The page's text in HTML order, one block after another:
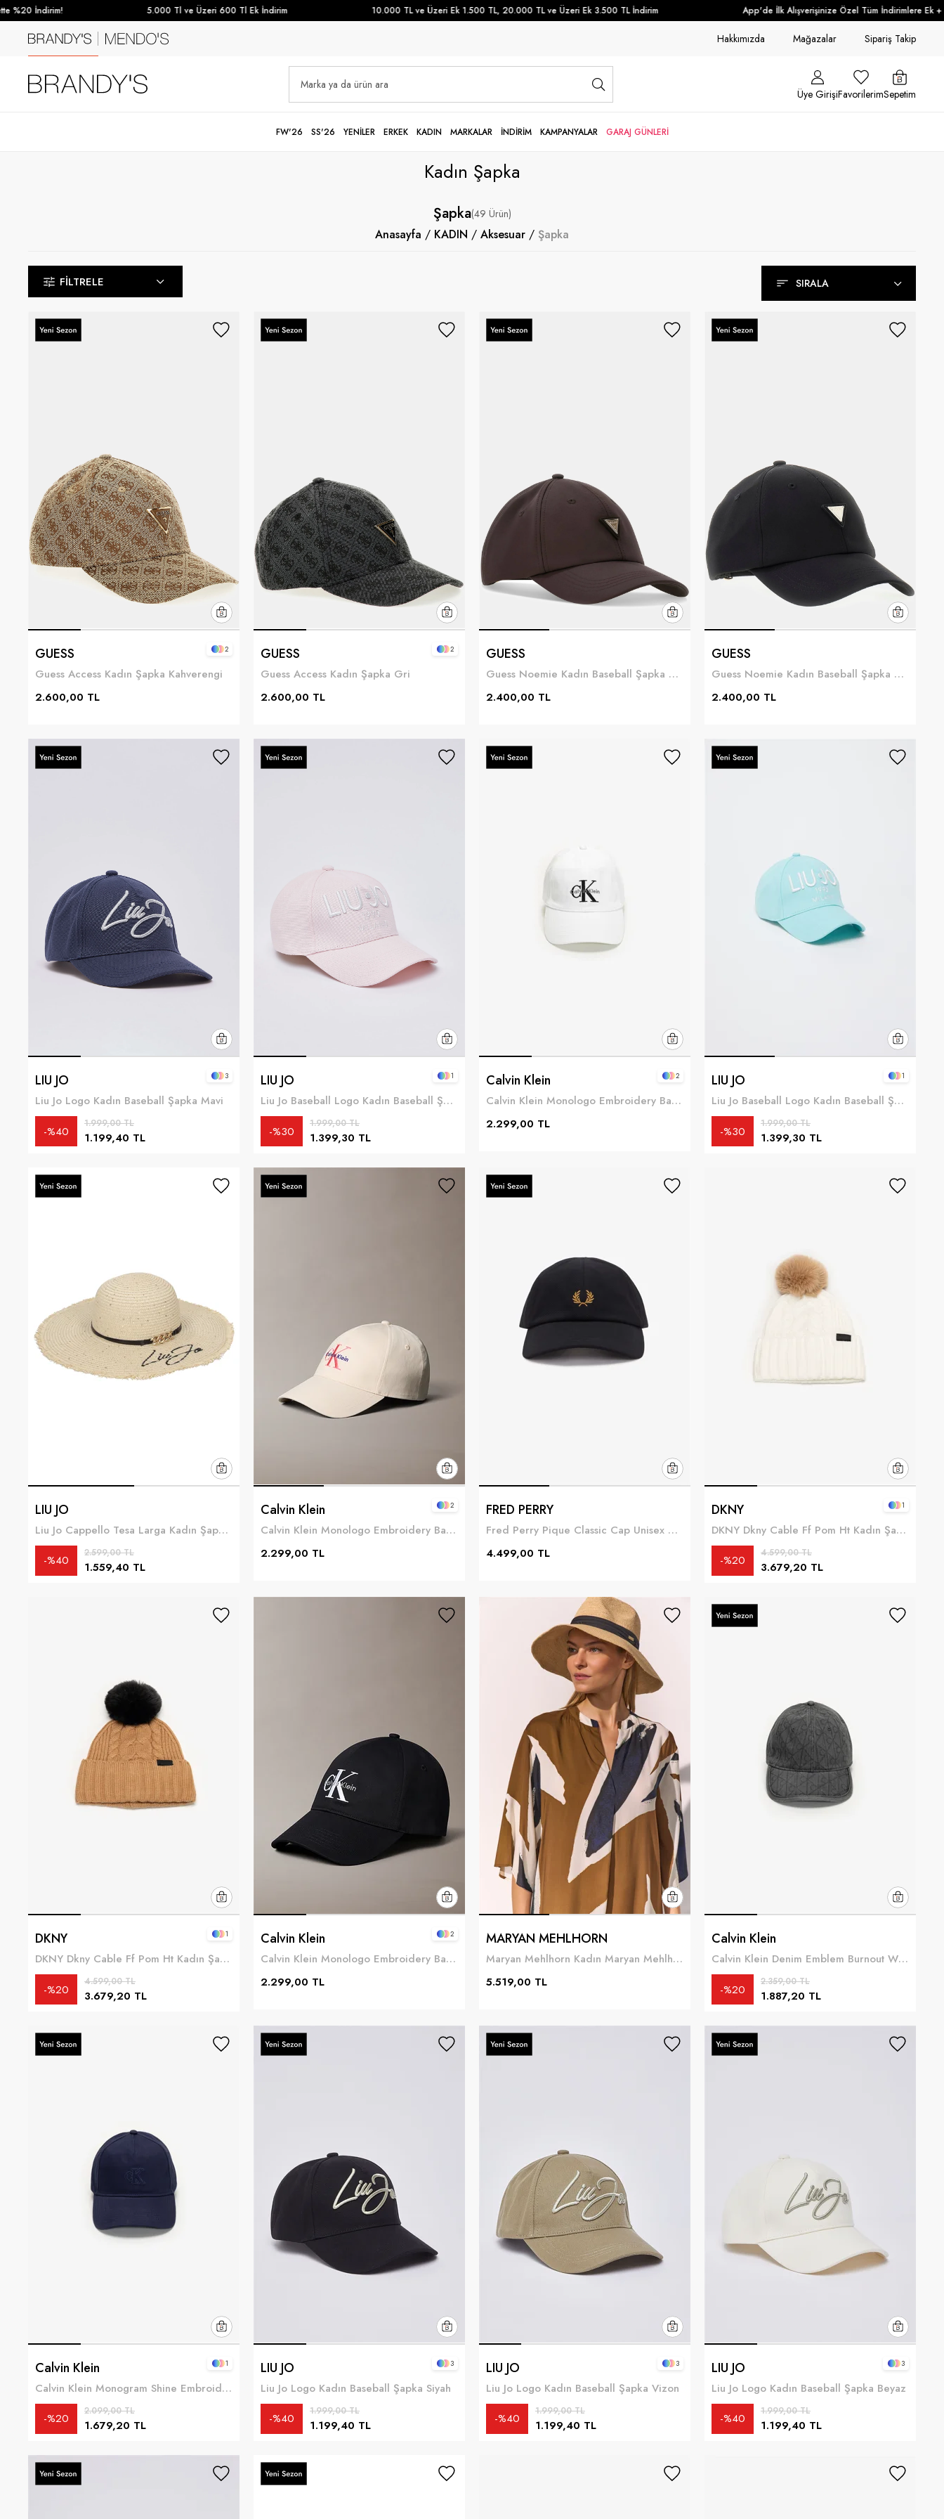
İndirim! 5.000 Tl ve Üzeri 600 Tl Ek İndirim 10.000 TL ve Üzeri Ek 1.500 TL, 20.000 TL ve Üzeri Ek 3.500 TL İndirim App'de İlk Alışverişinize Özel Tüm İndirimlere Ek + %10
Hakkımızda Mağazalar Sipariş Takip
Üye GirişiFavorilerimSepetim
FW'26 SS'26 YENİLER ERKEK KADIN MARKALAR İNDİRİM KAMPANYALAR GARAJ GÜNLERİ
Kadın Şapka
Şapka 49
Anasayfa KADIN Aksesuar Şapka
FILTRELE SIRALA
İndirim Oranına Göre (Artan)
GUESS
Guess Access Kadın Şapka Kahverengi
2.600,00 TL
2 GUESS
Guess Access Kadın Şapka Gri
2.600,00 TL
2 GUESS
Guess Noemie Kadın Baseball Şapka Kahverengi
2.400,00 TL
GUESS
Guess Noemie Kadın Baseball Şapka Siyah
2.400,00 TL
LIU JO
Liu Jo Logo Kadın Baseball Şapka Mavi
1.199,40 TL
1.999,00 TL
%40
3 LIU JO
Liu Jo Baseball Logo Kadın Baseball Şapka Pembe
1.399,30 TL
1.999,00 TL
%30
1 Calvin Klein
Calvin Klein Monologo Embroidery Baseball Hat Kadın Baseball Şapka Beyaz
2.299,00 TL
2 LIU JO
Liu Jo Baseball Logo Kadın Baseball Şapka Çok Renkli
1.399,30 TL
1.999,00 TL
%30
1
LIU JO
Liu Jo Cappello Tesa Larga Kadın Şapka Çok Renkli
1.559,40 TL
2.599,00 TL
%40
Calvin Klein
Calvin Klein Monologo Embroidery Baseball Hat Kadın Baseball Şapka Beyaz
2.299,00 TL
2 FRED PERRY
Fred Perry Pique Classic Cap Unisex Baseball Şapka Çok Renkli
4.499,00 TL
DKNY
DKNY Dkny Cable Ff Pom Ht Kadın Şapka Fil Dişi
3.679,20 TL
4.599,00 TL
%20
1
DKNY
DKNY Dkny Cable Ff Pom Ht Kadın Şapka Kahverengi
3.679,20 TL
4.599,00 TL
%20
1 Calvin Klein
Calvin Klein Monologo Embroidery Baseball Hat Kadın Baseball Şapka Siyah
2.299,00 TL
2 MARYAN MEHLHORN
Maryan Mehlhorn Kadın Maryan Mehlhorn Hasır Şapka Çok Renkli
5.519,00 TL
Calvin Klein
Calvin Klein Denim Emblem Burnout W Patch Cap Kadın Baseball Şapka Gri
1.887,20 TL
2.359,00 TL
%20
Calvin Klein
Calvin Klein Monogram Shine Embroidery Cap Kadın Baseball Şapka Mor
1.679,20 TL
2.099,00 TL
%20
1 LIU JO
Liu Jo Logo Kadın Baseball Şapka Siyah
1.199,40 TL
1.999,00 TL
%40
3 LIU JO
Liu Jo Logo Kadın Baseball Şapka Vizon
1.199,40 TL
1.999,00 TL
%40
3 LIU JO
Liu Jo Logo Kadın Baseball Şapka Beyaz
1.199,40 TL
1.999,00 TL
%40
3